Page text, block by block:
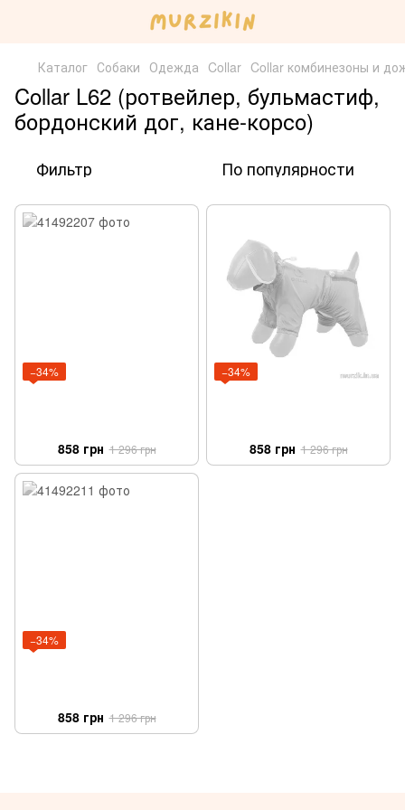
Каталог Собаки Одежда Collar Collar комбинезоны и
Collar L62 (ротвейлер, бульмастиф,
бордонский дог, кане-корсо)
Фильтр По популярности
−34%
858 грн 1 296 грн
−34%
858 грн 1 296 грн
−34%
858 грн 1 296 грн